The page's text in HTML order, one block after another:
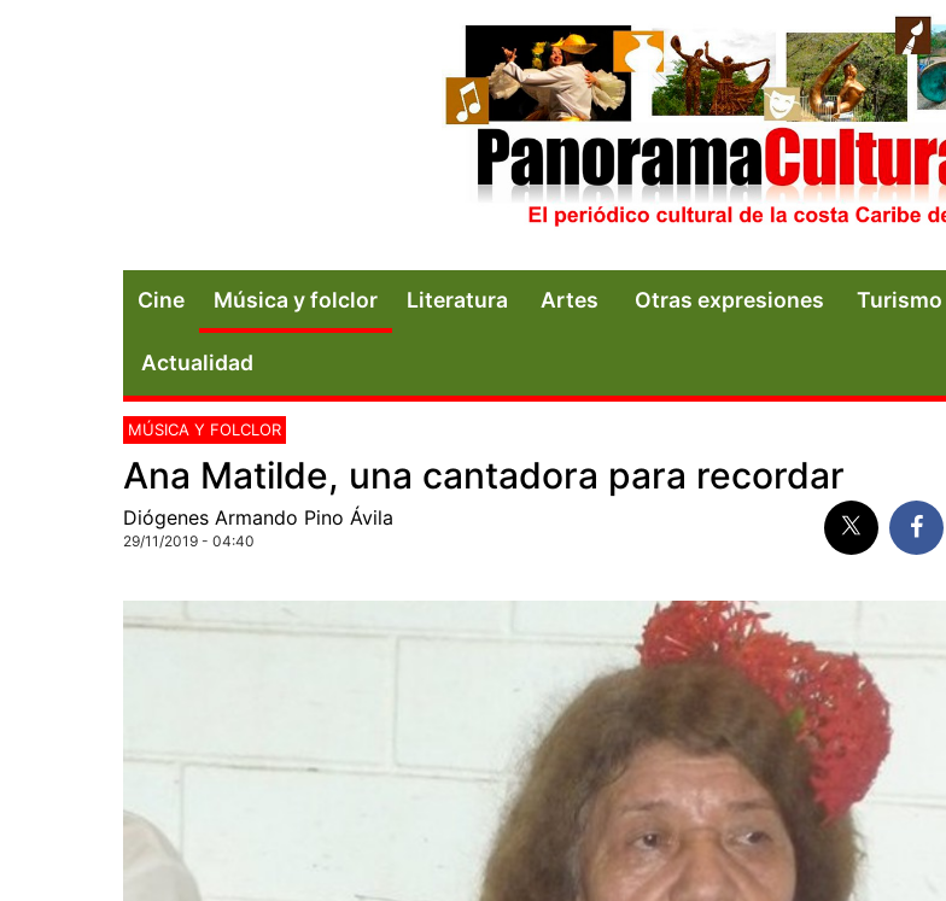
Cine Música y folclor Literatura Artes Otras expresiones Turismo
Actualidad
MÚSICA Y FOLCLOR
Ana Matilde, una cantadora para recordar
Diógenes Armando Pino Ávila
29/11/2019 - 04:40